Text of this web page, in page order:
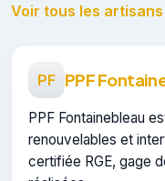
Voir tous les
PF PPF
PPF Fontainebleau
renouvelables et
certifiée RGE, gage